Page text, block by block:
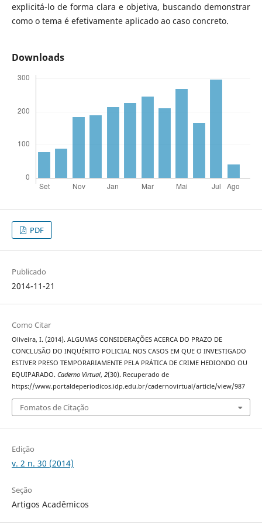
explicitá-lo de forma clara e objetiva, buscando demonstrar
como o tema é efetivamente aplicado ao caso concreto.
Downloads
PDF
Publicado
2014-11-21
Como Citar
Oliveira, I. (2014). ALGUMAS CONSIDERAÇÕES ACERCA DO PRAZO DE
CONCLUSÃO DO INQUÉRITO POLICIAL NOS CASOS EM QUE O INVESTIGADO
ESTIVER PRESO TEMPORARIAMENTE PELA PRÁTICA DE CRIME HEDIONDO OU
EQUIPARADO. Caderno Virtual, 2(30). Recuperado de
https://www.portaldeperiodicos.idp.edu.br/cadernovirtual/article/view/987
Fomatos de Citação
Edição
v. 2 n. 30 (2014)
Seção
Artigos Acadêmicos